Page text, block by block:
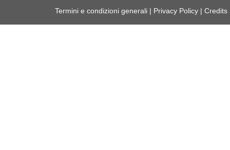
Termini e condizioni generali Privacy Policy Credits